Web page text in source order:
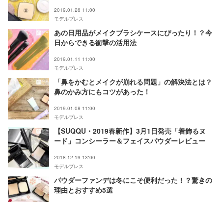
2019.01.26 11:00
モデルプレス
あの日用品がメイクブラシケースにぴったり！？今
日からできる衝撃の活用法
2019.01.11 11:00
モデルプレス
「鼻をかむとメイクが崩れる問題」の解決法とは？
鼻のかみ方にもコツがあった！
2019.01.08 11:00
モデルプレス
【SUQQU・2019春新作】3月1日発売「着飾るヌ
ード」コンシーラー＆フェイスパウダーレビュー
2018.12.19 13:00
モデルプレス
パウダーファンデは冬にこそ便利だった！？驚きの
理由とおすすめ5選